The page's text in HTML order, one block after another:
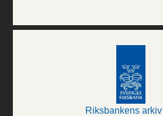
Riksbankens arkiv